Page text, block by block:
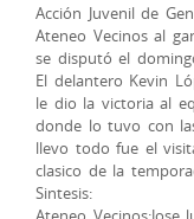
Acción Juvenil de
Ateneo Vecinos al
se disputó el
El delantero Kevin
le dio la victoria al
donde lo tuvo con
llevo todo fue el
clasico de la
Sintesis: